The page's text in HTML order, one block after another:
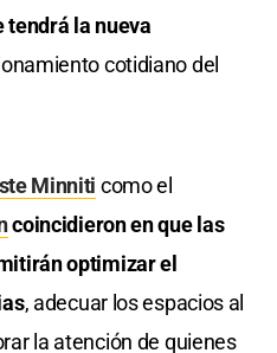
tendrá la nueva
cotidiano del
Minniti como el
coincidieron en que las
optimizar el
, adecuar los espacios al
la atención de quienes